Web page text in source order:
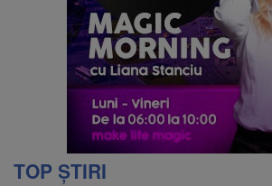
TOP ȘTIRI